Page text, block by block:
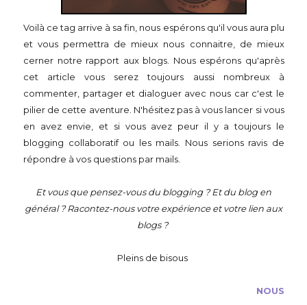
Voilà ce tag arrive à sa fin, nous espérons qu'il vous aura plu
et vous permettra de mieux nous connaitre, de mieux
cerner notre rapport aux blogs. Nous espérons qu'après
cet article vous serez toujours aussi nombreux à
commenter, partager et dialoguer avec nous car c'est le
pilier de cette aventure. N'hésitez pas à vous lancer si vous
en avez envie, et si vous avez peur il y a toujours le
blogging collaboratif ou les mails. Nous serions ravis de
répondre à vos questions par mails.
Et vous que pensez-vous du blogging ? Et du blog en
général ? Racontez-nous votre expérience et votre lien aux
blogs ?
Pleins de bisous
NOUS